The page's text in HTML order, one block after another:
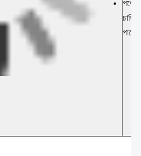
পারে।